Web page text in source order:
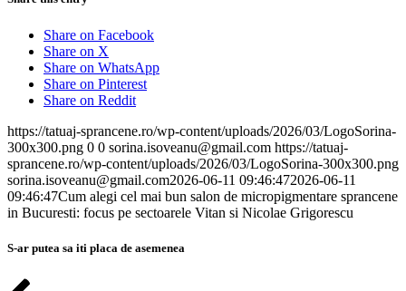
Share on Facebook
Share on X
Share on WhatsApp
Share on Pinterest
Share on Reddit
https://tatuaj-sprancene.ro/wp-content/uploads/2026/03/LogoSorina-
300x300.png 0 0 sorina.isoveanu@gmail.com https://tatuaj-
sprancene.ro/wp-content/uploads/2026/03/LogoSorina-300x300.png
sorina.isoveanu@gmail.com2026-06-11 09:46:472026-06-11
09:46:47Cum alegi cel mai bun salon de micropigmentare sprancene
in Bucuresti: focus pe sectoarele Vitan si Nicolae Grigorescu
S-ar putea sa iti placa de asemenea